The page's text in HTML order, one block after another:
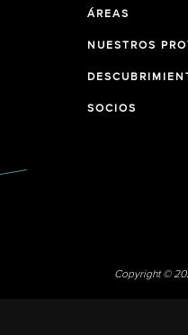
ÁREAS
NUESTROS
SOCIOS
Copyright ©